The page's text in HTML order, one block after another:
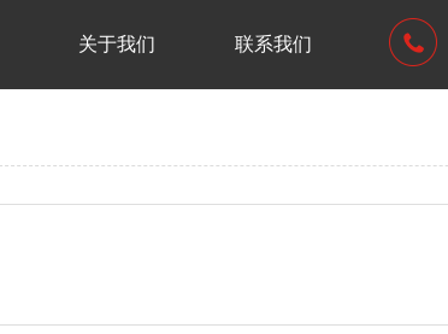
关于我们 联系我们